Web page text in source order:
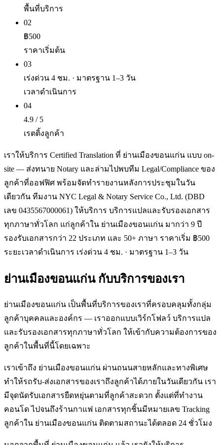
พื้นที่บริการ
02
฿500
ราคาเริ่มต้น
03
เร่งด่วน 4 ชม. · มาตรฐาน 1–3 วัน
เวลาดำเนินการ
04
4.9 / 5
เรตติ้งลูกค้า
เราให้บริการ Certified Translation ที่ ย่านเมืองขอนแก่น แบบ on-
site — ส่งทนาย Notary และล่ามไปพบทีม Legal/Compliance ของ
ลูกค้าที่ออฟฟิศ พร้อมจัดทำรายงานหลังการประชุมในวัน
เดียวกัน ทีมงาน NYC Legal & Notary Service Co., Ltd. (DBD
เลข 0435567000061) ให้บริการ บริการแปลและรับรองเอกสาร
ทุกภาษาทั่วโลก แก่ลูกค้าใน ย่านเมืองขอนแก่น มากว่า 9 ปี
รองรับเอกสารกว่า 22 ประเภท และ 50+ ภาษา ราคาเริ่ม ฿500
ระยะเวลาดำเนินการ เร่งด่วน 4 ชม. · มาตรฐาน 1–3 วัน
ย่านเมืองขอนแก่นกับบริการของเรา
ย่านเมืองขอนแก่น เป็นพื้นที่บริการของเราที่ครอบคลุมทั้งกลุ่ม
ลูกค้าบุคคลและองค์กร — เราออกแบบเวิร์กโฟลว์ บริการแปล
และรับรองเอกสารทุกภาษาทั่วโลก ให้เข้ากับความต้องการของ
ลูกค้าในพื้นที่นี้โดยเฉพาะ
เราเข้าถึง ย่านเมืองขอนแก่น ผ่านถนนสายหลักและทางพิเศษ
ทำให้รถรับ-ส่งเอกสารของเราถึงลูกค้าได้ภายในวันเดียวกัน เรา
มีจุดนัดรับเอกสารยืดหยุ่นตามที่ลูกค้าสะดวก ตั้งแต่ที่ทำงาน
คอนโด ไปจนถึงร้านกาแฟ เอกสารทุกชิ้นมีหมายเลข Tracking
ลูกค้าใน ย่านเมืองขอนแก่น ติดตามสถานะได้ตลอด 24 ชั่วโมง